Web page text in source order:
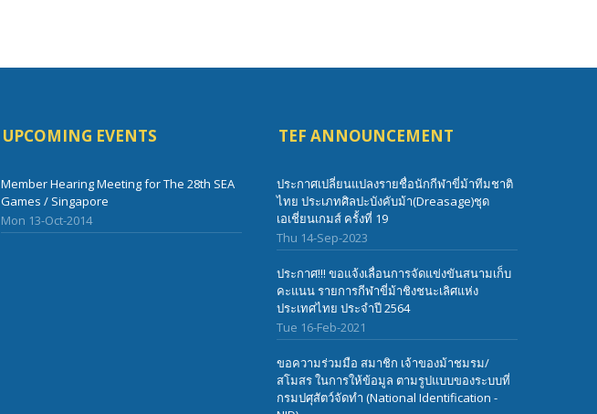
UPCOMING EVENTS
Member Hearing Meeting for The 28th SEA
Games / Singapore
Mon 13-Oct-2014
TEF ANNOUNCEMENT
ประกาศเปลี่ยนแปลงรายชื่อนักกีฬาขี่ม้าทีมชาติ
ไทย ประเภทศิลปะบังคับม้า(Dreasage)ชุด
เอเชี่ยนเกมส์ ครั้งที่ 19
Thu 14-Sep-2023
ประกาศ!!! ขอแจ้งเลื่อนการจัดแข่งขันสนามเก็บ
คะแนน รายการกีฬาขี่ม้าชิงชนะเลิศแห่ง
ประเทศไทย ประจำปี 2564
Tue 16-Feb-2021
ขอความร่วมมือ สมาชิก เจ้าของม้าชมรม/
สโมสร ในการให้ข้อมูล ตามรูปแบบของระบบที่
กรมปศุสัตว์จัดทำ (National Identification -